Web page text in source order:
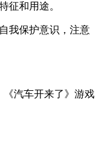
征和用途。
我保护意识，注意
汽车开来了》游戏